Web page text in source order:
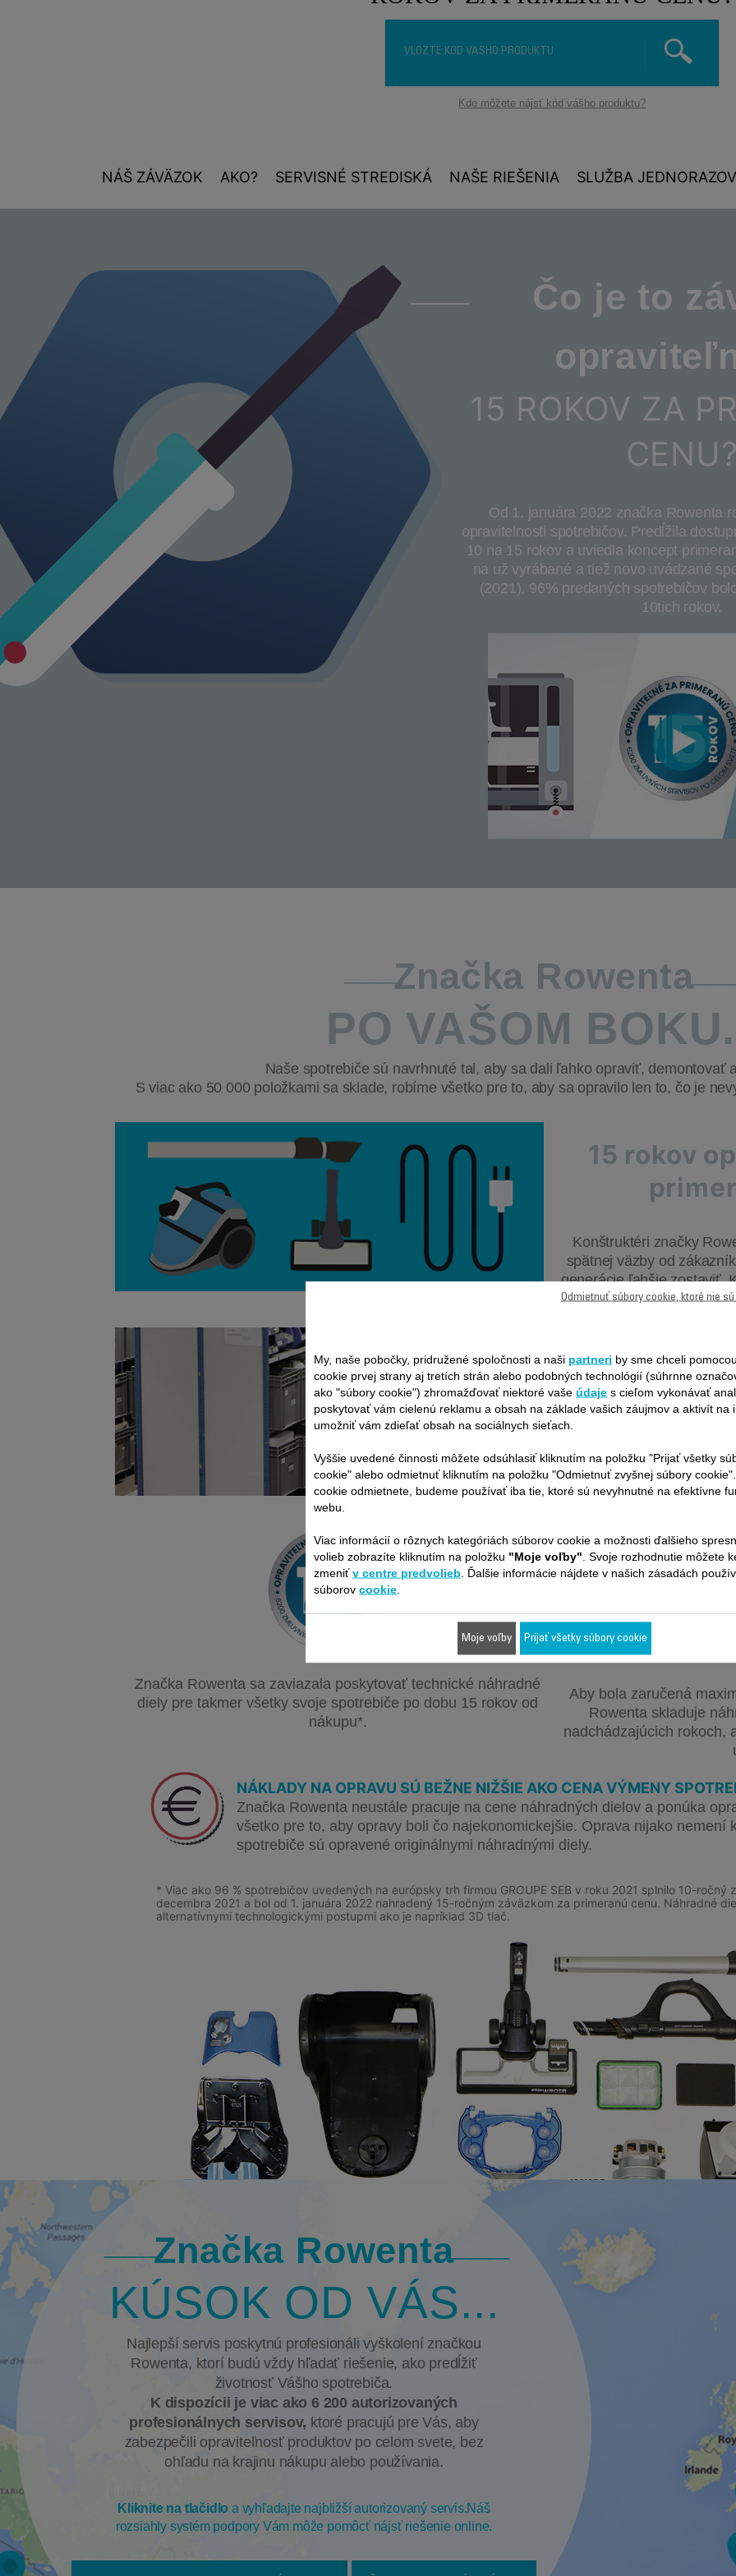
Kde môžete nájsť kód vášho produktu?
NÁŠ ZÁVÄZOK AKO? SERVISNÉ STREDISKÁ NAŠE RIEŠENIA SLUŽBA
Čo je to
15 ROKOV ZA
CENU?
Od 1. januára 2022 značka Rowenta
opravitelnosti spotrebičov. Predĺžila
10 na 15 rokov a uviedla koncept
na už vyrábané a tiež novo uvádzané
(2021), 96% predaných spotrebičov
10tich rokov.
Značka Rowenta
PO VAŠOM
Naše spotrebiče sú navrhnuté tal, aby sa dali ľahko opraviť, demontovať
S viac ako 50 000 položkami sa sklade, robíme všetko pre to, aby sa opravilo len to, čo je
15 rokov
Konštruktéri značky
spätnej väzby od
generácie ľahšie zostaviť.
analyzovaný, aby sa
Značka Rowenta sa zaviazala poskytovať technické náhradné
diely pre takmer všetky svoje spotrebiče po dobu 15 rokov od
nákupu*.
8,3 milióna
na viac
Aby bola zaručená
Rowenta skladuje
nadchádzajúcich rokoch,
NÁKLADY NA OPRAVU SÚ BEŽNE NIŽŠIE AKO CENA VÝMENY
Značka Rowenta neustále pracuje na cene náhradných dielov a ponúka
všetko pre to, aby opravy boli čo najekonomickejšie. Oprava nijako nemení
spotrebiče sú opravené originálnymi náhradnými diely.
* Viac ako 96 % spotrebičov uvedených na európsky trh firmou GROUPE SEB v roku 2021 splnilo 10-ročný
decembra 2021 a bol od 1. januára 2022 nahradený 15-ročným záväzkom za primeranú cenu. Náhradné
alternatívnymi technologickými postupmi ako je napríklad 3D tlač.
Značka Rowenta
KÚSOK OD VÁS...
Najlepší servis poskytnú profesionáli vyškolení značkou
Rowenta, ktorí budú vždy hľadať riešenie, ako predĺžiť
životnosť Vášho spotrebiča.
K dispozícii je viac ako 6 200 autorizovaných
profesionálnych servisov, ktoré pracujú pre Vás, aby
zabezpečili opraviteľnosť produktov po celom svete, bez
ohľadu na krajinu nákupu alebo používania.
Kliknite na tlačidlo a vyhľadajte najbližší autorizovaný servis.Náš
rozsiahly systém podpory Vám môže pomôcť nájsť riešenie online.
My, naše pobočky, pridružené spoločnosti a naši partneri by sme chceli
cookie prvej strany aj tretích strán alebo podobných technológií (súhrnne
ako "súbory cookie") zhromažďovať niektoré vaše údaje s cieľom vykonávať
poskytovať vám cielenú reklamu a obsah na základe vašich záujmov a aktivít na
umožniť vám zdieľať obsah na sociálnych sieťach.
Vyššie uvedené činnosti môžete odsúhlasiť kliknutím na položku "Prijať všetky
cookie" alebo odmietnuť kliknutím na položku "Odmietnuť zvyšnej súbory
cookie odmietnete, budeme používať iba tie, ktoré sú nevyhnutné na efektívne
webu.
Viac informácií o rôznych kategóriách súborov cookie a možnosti ďalšieho
volieb zobrazíte kliknutím na položku "Moje voľby" . Svoje rozhodnutie môžete
zmeniťv centre predvolieb . Ďalšie informácie nájdete v našich zásadách
súborov cookie
Odmietnuť súbory cookie, ktoré nie
Moje voľby Prijať všetky súbory cookie